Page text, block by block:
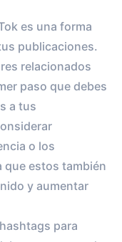
es una forma
publicaciones.
relacionados
paso que debes
a tus
o los
que estos también
y aumentar
para